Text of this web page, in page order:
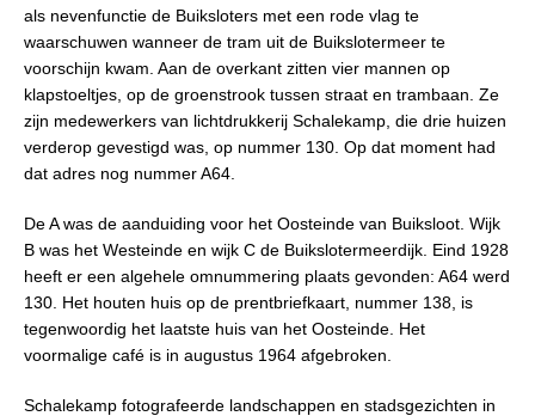
als nevenfunctie de Buiksloters met een rode vlag te
waarschuwen wanneer de tram uit de Buikslotermeer te
voorschijn kwam. Aan de overkant zitten vier mannen op
klapstoeltjes, op de groenstrook tussen straat en trambaan. Ze
zijn medewerkers van lichtdrukkerij Schalekamp, die drie huizen
verderop gevestigd was, op nummer 130. Op dat moment had
dat adres nog nummer A64.
De A was de aanduiding voor het Oosteinde van Buiksloot. Wijk
B was het Westeinde en wijk C de Buikslotermeerdijk. Eind 1928
heeft er een algehele omnummering plaats gevonden: A64 werd
130. Het houten huis op de prentbriefkaart, nummer 138, is
tegenwoordig het laatste huis van het Oosteinde. Het
voormalige café is in augustus 1964 afgebroken.
Schalekamp fotografeerde landschappen en stadsgezichten in